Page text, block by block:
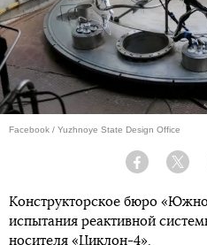
Facebook / Yuzhnoye State Design Office
Facebook
Конструкторское бюро
испытания реактивной
носителя «Циклон-4».